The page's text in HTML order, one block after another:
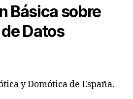
Básica sobre
Datos
y Domótica de España.